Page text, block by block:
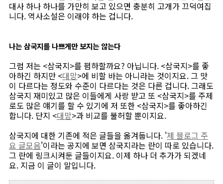
대사 하나 하나를 가만히 보고 있으면 충분히 고개가 끄덕여집
니다. 역사소설은 이래야 하는 겁니다.
나는 삼국지를 나쁘게만 보지는 않는다
그럼 저는 <삼국지>를 폄하할까요? 아닙니다. <삼국지>를 좋
아하긴 하지만 <대망>에 비할 바는 아니라는 것이지요. 그 맛
이 다르다는 정도와 수준이 다르다는 것은 다른 겁니다. 그래도
삼국지 재미있고 많은 이들에게 사랑 받고 또 <삼국지>를 주제
로도 많은 얘기를 할 수 있기에 저 또한 <삼국지>를 좋아하긴
합니다. 단지 <대망>과 비교를 불허할 뿐이지요.
삼국지에 대한 기존에 적은 글들을 옮겨둡니다. '제 블로그 주
요 글모음'이라는 공지에 보면 삼국지라는 란이 따로 있습니다.
그 란에 링크시켜둔 글들이지요. 이제 하나 더 추가가 되겠네
요. 지금 이 글이 말입니다.